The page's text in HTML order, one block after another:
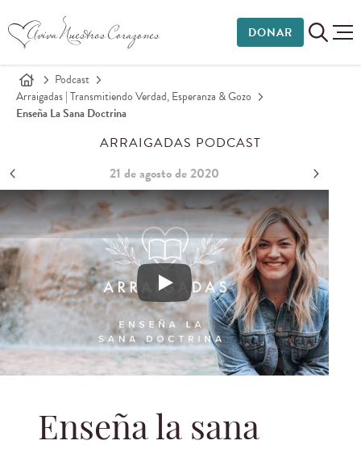
DONAR
Podcast
Arraigadas | Transmitiendo Verdad, Esperanza & Gozo
Enseña La Sana Doctrina
ARRAIGADAS PODCAST
21 de agosto de 2020
Enseña la sana doctrina
Enseña la sana